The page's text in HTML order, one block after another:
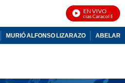
EN VIVO
Noticias Caracol En Vivo
MURIÓ ALFONSO LIZARAZO